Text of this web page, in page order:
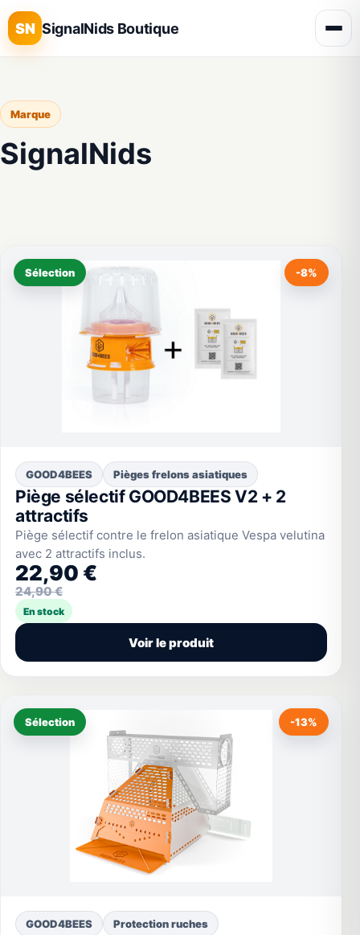
SN SignalNids Boutique
Marque
SignalNids
Sélection -8%
GOOD4BEES Pièges frelons asiatiques
Piège sélectif GOOD4BEES V2 + 2
attractifs
Piège sélectif contre le frelon asiatique Vespa velutina
avec 2 attractifs inclus.
22,90 €
24,90 €
En stock
Voir le produit
Sélection -13%
GOOD4BEES Protection ruches